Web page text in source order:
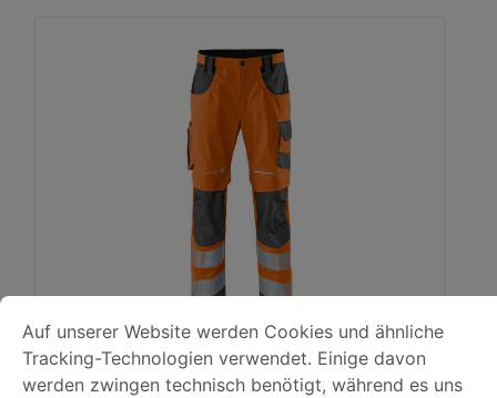
KÜBLER REFLECTIQ Hose
PSA 2
COOKIE-VOREINSTELLUNGEN
Auf unserer Website werden Cookies und ähnliche
DATENSCHUTZERKLÄRUNG
Auf unserer Website werden Cookies und ähnliche
Tracking-Technologien verwendet. Einige davon
werden zwingen technisch benötigt, während es uns